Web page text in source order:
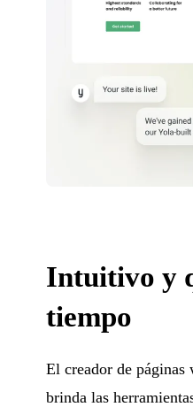
Intuitivo y
tiempo
El creador de
brinda las